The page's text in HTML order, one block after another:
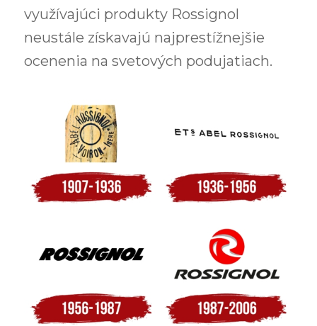
využívajúci produkty Rossignol
neustále získavajú najprestížnejšie
ocenenia na svetových podujatiach.